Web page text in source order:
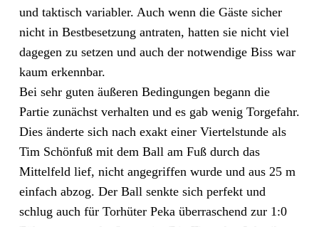
und taktisch variabler. Auch wenn die Gäste sicher
nicht in Bestbesetzung antraten, hatten sie nicht viel
dagegen zu setzen und auch der notwendige Biss war
kaum erkennbar.
Bei sehr guten äußeren Bedingungen begann die
Partie zunächst verhalten und es gab wenig Torgefahr.
Dies änderte sich nach exakt einer Viertelstunde als
Tim Schönfuß mit dem Ball am Fuß durch das
Mittelfeld lief, nicht angegriffen wurde und aus 25 m
einfach abzog. Der Ball senkte sich perfekt und
schlug auch für Torhüter Peka überraschend zur 1:0